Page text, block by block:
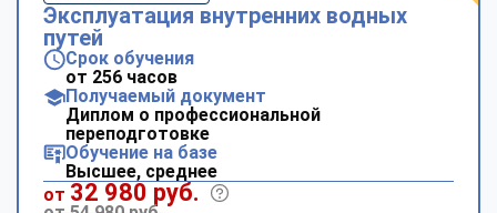
Эксплуатация внутренних водных
путей
Срок обучения
от 256 часов
Получаемый документ
Диплом о профессиональной
переподготовке
Обучение на базе
Высшее, среднее
от 32 980 руб.